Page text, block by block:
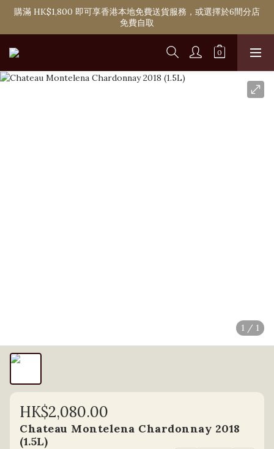
購滿 HK$1,800 即可享香港本地免費送貨服務，或選擇於6間分店
免費自取
購滿 HK$1,800 即可享香港本地免費送貨服務，或選擇於6間分店
免費自取
單次購物淨消費滿 HK$2,000 即可成為Ponti VIP
購滿 HK$1,800 即可享香港本地免費送貨服務，或選擇於6間分店
1 / 1
HK$2,080.00
Chateau Montelena Chardonnay 2018
(1.5L)